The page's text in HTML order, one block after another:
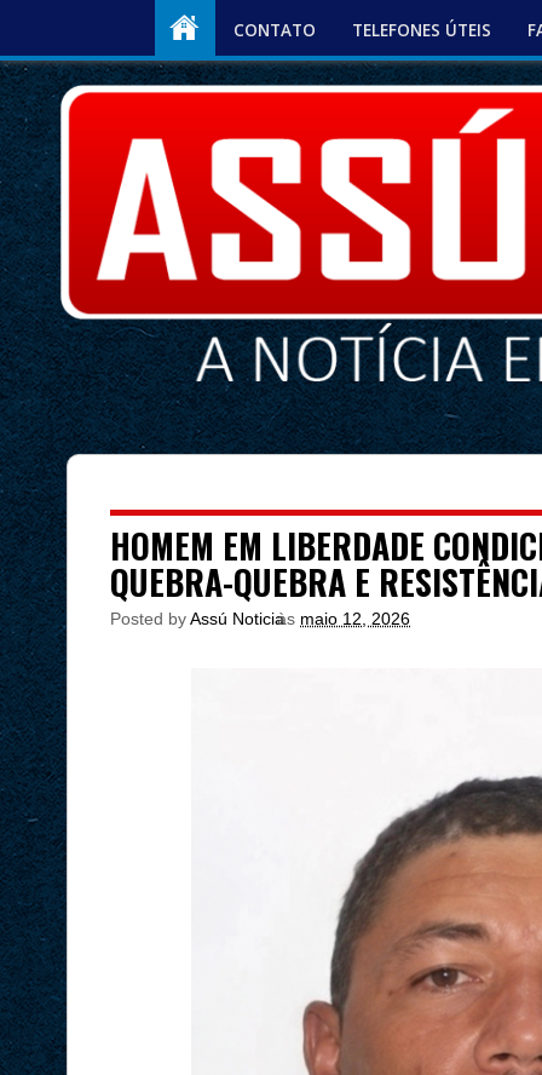
CONTATO TELEFONES ÚTEIS
HOMEM EM LIBERDADE
QUEBRA-QUEBRA E
Posted byAssú Noticia
às maio 12, 2026